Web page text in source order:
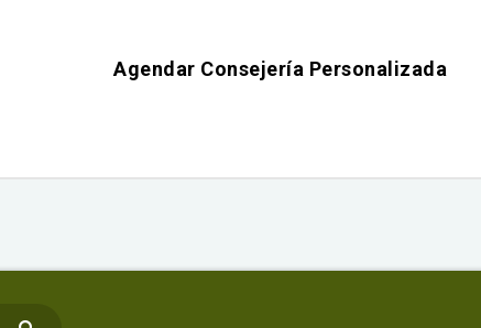
Agendar Consejería Personalizada